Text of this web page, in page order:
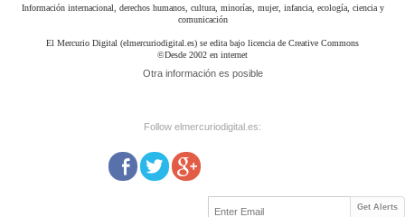
Información internacional, derechos humanos, cultura, minorías, mujer, infancia, ecología, ciencia y
comunicación
El Mercurio Digital (elmercuriodigital.es) se edita bajo licencia de Creative Commons
©Desde 2002 en internet
Otra información es posible
Follow elmercuriodigital.es:
Get Alerts